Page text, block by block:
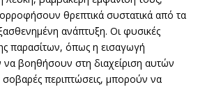
θρεπτικά συστατικά από τα
ανάπτυξη. Οι φυσικές
παρασίτων, όπως η εισαγωγή
βοηθήσουν στη διαχείριση αυτών
περιπτώσεις, μπορούν να